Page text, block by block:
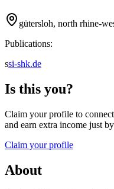
gütersloh, north rhine-
Publications:
ssi-shk.de
Is this you?
Claim your profile to
and earn extra income just
Claim your profile
About